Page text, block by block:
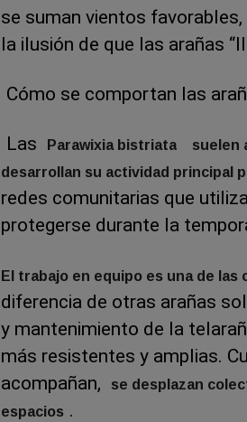
se suman vientos
la ilusión de que las arañas
Cómo se comportan las
Las Parawixia bistriata
suelen
desarrollan su actividad principal
redes comunitarias que
protegerse durante la
El trabajo en equipo es una de
diferencia de otras arañas
y mantenimiento de la
más resistentes y amplias.
acompañan,
se desplazan
espacios .